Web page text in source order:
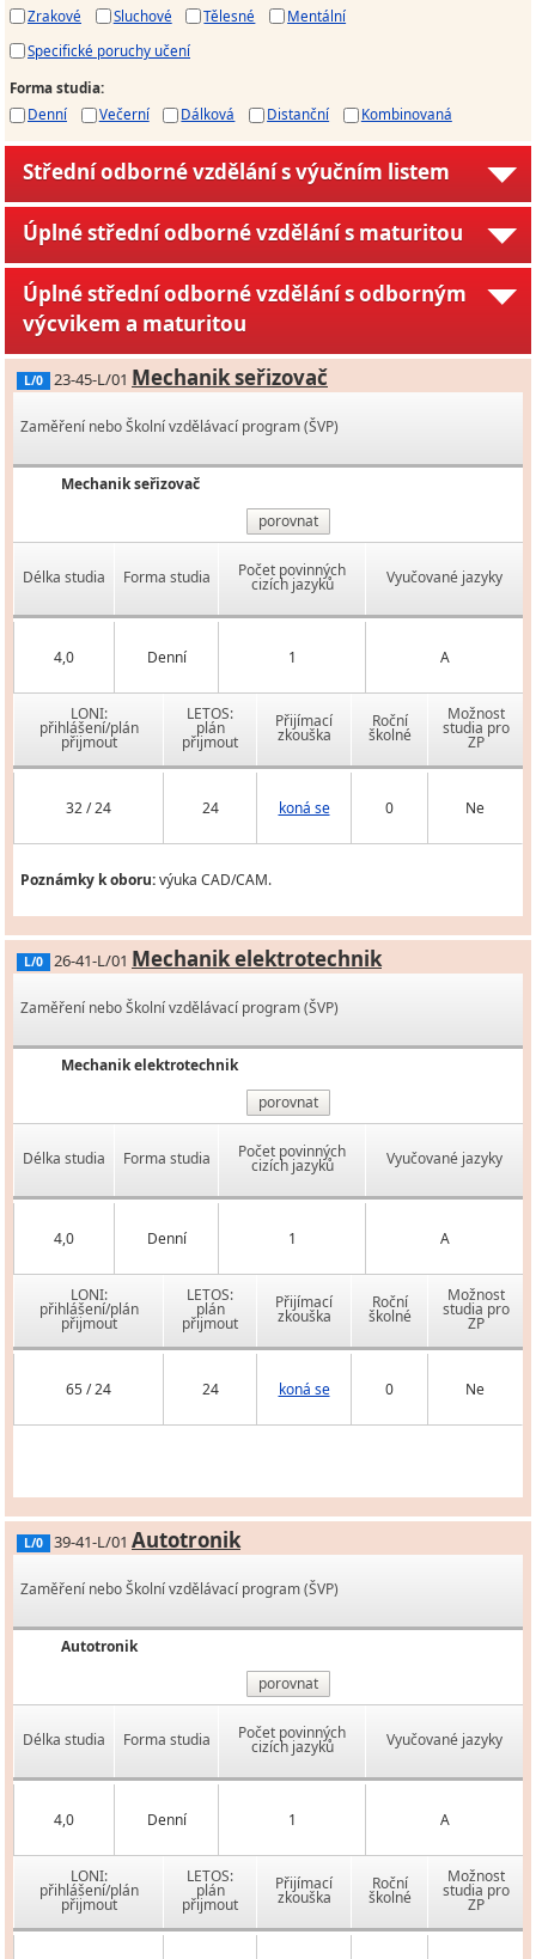
Zrakové
Sluchové Tělesné
Mentální
Specifické poruchy učení
Forma studia:
Denní
Večerní Dálková Distanční Kombinovaná
Střední odborné vzdělání s výučním listem
Úplné střední odborné vzdělání s maturitou
Úplné střední odborné vzdělání s odborným
výcvikem a maturitou
L/0 23-45-L/01 Mechanik seřizovač
Zaměření nebo Školní vzdělávací program (ŠVP)
Mechanik seřizovač
porovnat
Délka studia Forma studia Počet povinných
cizích jazyků Vyučované jazyky
4,0 Denní 1 A
LONI:
přihlášení/plán
přijmout
LETOS:
plán
přijmout
Přijímací
zkouška
Roční
školné
Možnost
studia pro
ZP
32 / 24 24 koná se 0 Ne
Poznámky k oboru:výuka CAD/CAM.
L/0 26-41-L/01 Mechanik elektrotechnik
Zaměření nebo Školní vzdělávací program (ŠVP)
Mechanik elektrotechnik
porovnat
Délka studia Forma studia Počet povinných
cizích jazyků Vyučované jazyky
4,0 Denní 1 A
LONI:
přihlášení/plán
přijmout
LETOS:
plán
přijmout
Přijímací
zkouška
Roční
školné
Možnost
studia pro
ZP
65 / 24 24 koná se 0 Ne
L/0 39-41-L/01 Autotronik
Zaměření nebo Školní vzdělávací program (ŠVP)
Autotronik
porovnat
Délka studia Forma studia Počet povinných
cizích jazyků Vyučované jazyky
4,0 Denní 1 A
LONI:
přihlášení/plán
přijmout
LETOS:
plán
přijmout
Přijímací
zkouška
Roční
školné
Možnost
studia pro
ZP